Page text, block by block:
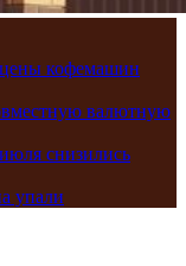
кофемашин
валютную
снизились
упали